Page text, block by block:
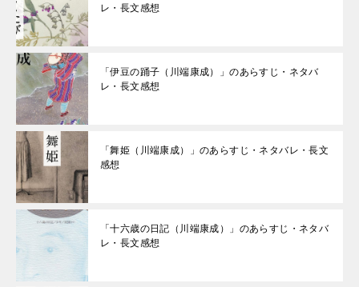
レ・長文感想
「伊豆の踊子（川端康成）」のあらすじ・ネタバ
レ・長文感想
「舞姫（川端康成）」のあらすじ・ネタバレ・長文
感想
「十六歳の日記（川端康成）」のあらすじ・ネタバ
レ・長文感想